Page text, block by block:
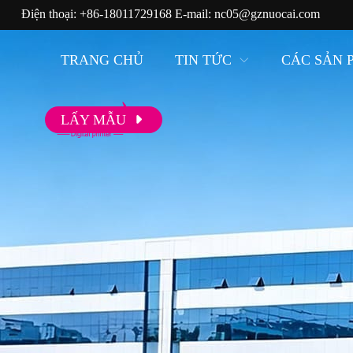
Điện thoại: +86-18011729168E-mail: nc05@gznuocai.com
TRANG CHỦ TIN TỨC CÁC SẢN
LẤY MẪU